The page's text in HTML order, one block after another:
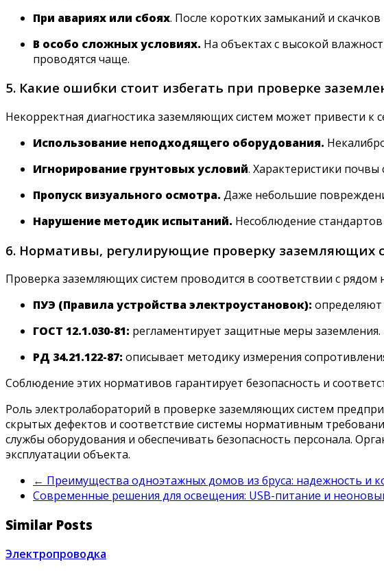
При авариях или сбоях. После коротких замыканий и
В особо сложных условиях. На объектах с высокой
проводятся чаще.
5. Какие ошибки стоит избегать при проверке
Некорректная диагностика заземляющих систем может привести
Использование неподходящего оборудования.
Игнорирование грунтовых условий. Характеристики
Пропуск визуального осмотра. Даже небольшие
Нарушение методик испытаний. Несоблюдение
6. Нормативы, регулирующие проверку заземляющих
Проверка заземляющих систем проводится в соответствии с
ПУЭ (Правила устройства электроустановок): определяют
ГОСТ 12.1.030-81: регламентирует защитные меры заземления.
РД 34.21.122-87: описывает методику измерения
Соблюдение этих нормативов гарантирует безопасность и
Роль электролабораторий в проверке заземляющих систем
скрытых дефектов и соответствие системы нормативным
службы оборудования и обеспечивать безопасность персонала.
эксплуатации объекта.
← Преимущества одноэтажных домов из бруса: надежность и
Современные решения для освещения: USB-питание и
Similar Posts
Электропроводка